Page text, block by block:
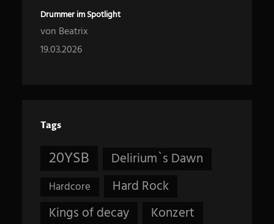
Drummer im Spotlight
von Beatrix
19.03.2026
Tags
20YSB Delirium`s Dawn
Hardcore
Hard Rock
Kings of decay
Konzert